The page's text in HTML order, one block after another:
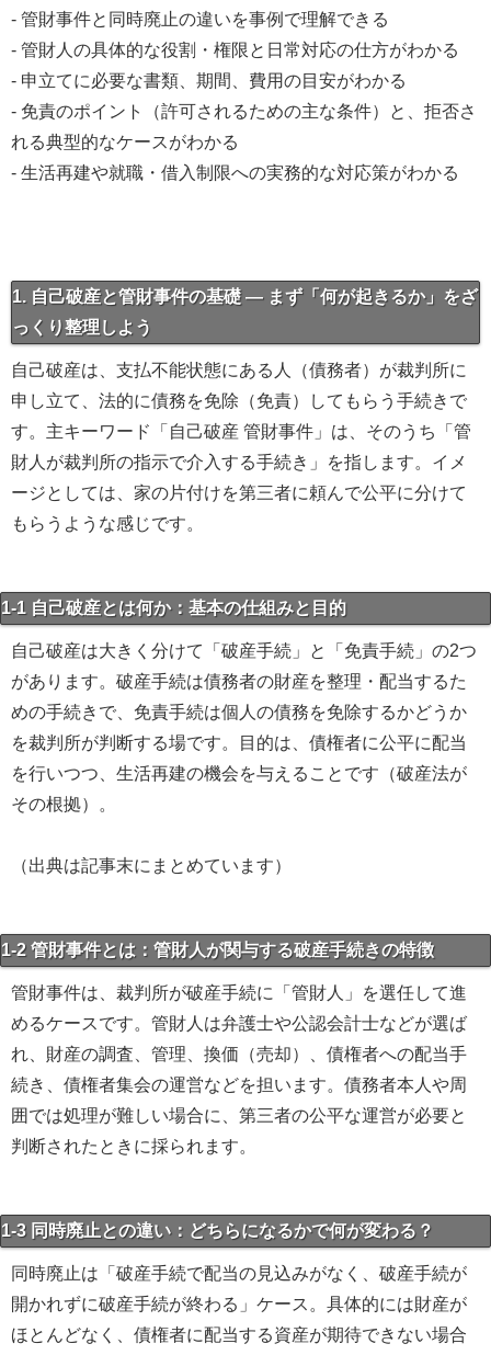
- 管財事件と同時廃止の違いを事例で理解できる
- 管財人の具体的な役割・権限と日常対応の仕方がわかる
- 申立てに必要な書類、期間、費用の目安がわかる
- 免責のポイント（許可されるための主な条件）と、拒否さ
れる典型的なケースがわかる
- 生活再建や就職・借入制限への実務的な対応策がわかる
1. 自己破産と管財事件の基礎 — まず「何が起きるか」をざ
っくり整理しよう
自己破産は、支払不能状態にある人（債務者）が裁判所に
申し立て、法的に債務を免除（免責）してもらう手続きで
す。主キーワード「自己破産 管財事件」は、そのうち「管
財人が裁判所の指示で介入する手続き」を指します。イメ
ージとしては、家の片付けを第三者に頼んで公平に分けて
もらうような感じです。
1-1 自己破産とは何か：基本の仕組みと目的
自己破産は大きく分けて「破産手続」と「免責手続」の2つ
があります。破産手続は債務者の財産を整理・配当するた
めの手続きで、免責手続は個人の債務を免除するかどうか
を裁判所が判断する場です。目的は、債権者に公平に配当
を行いつつ、生活再建の機会を与えることです（破産法が
その根拠）。
（出典は記事末にまとめています）
1-2 管財事件とは：管財人が関与する破産手続きの特徴
管財事件は、裁判所が破産手続に「管財人」を選任して進
めるケースです。管財人は弁護士や公認会計士などが選ば
れ、財産の調査、管理、換価（売却）、債権者への配当手
続き、債権者集会の運営などを担います。債務者本人や周
囲では処理が難しい場合に、第三者の公平な運営が必要と
判断されたときに採られます。
1-3 同時廃止との違い：どちらになるかで何が変わる？
同時廃止は「破産手続で配当の見込みがなく、破産手続が
開かれずに破産手続が終わる」ケース。具体的には財産が
ほとんどなく、債権者に配当する資産が期待できない場合